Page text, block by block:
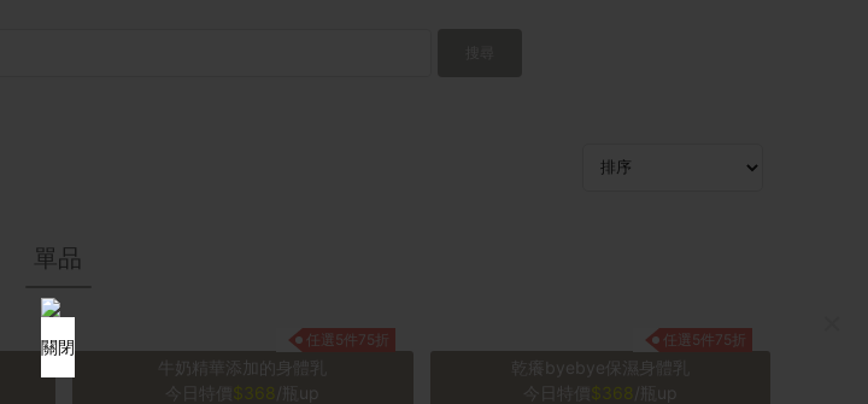
關閉
單品
任選5件75折
牛奶精華添加的身體乳
今日特價
$368 /瓶up
任選5件75折
乾癢byebye保濕身體乳
今日特價
$368 /瓶up